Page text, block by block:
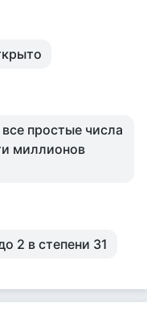
простые числа
миллионов
2 в степени 31